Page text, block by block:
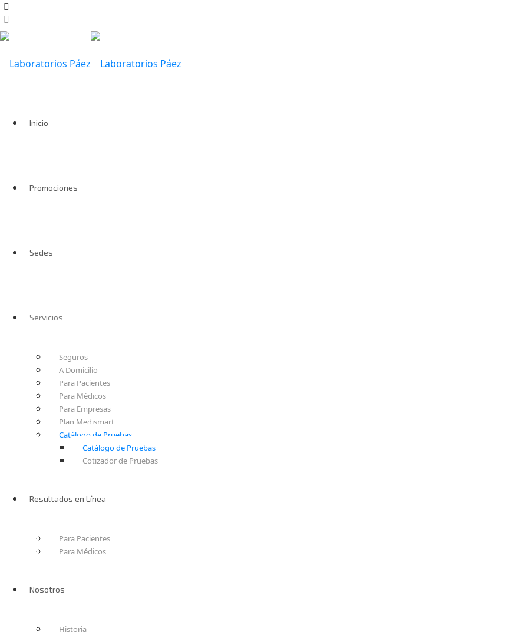
Inicio
Promociones
Sedes
Servicios
Seguros
A Domicilio
Para Pacientes
Para Médicos
Para Empresas
Plan Medismart
Catálogo de Pruebas
Catálogo de Pruebas
Cotizador de Pruebas
Resultados en Línea
Para Pacientes
Para Médicos
Nosotros
Historia